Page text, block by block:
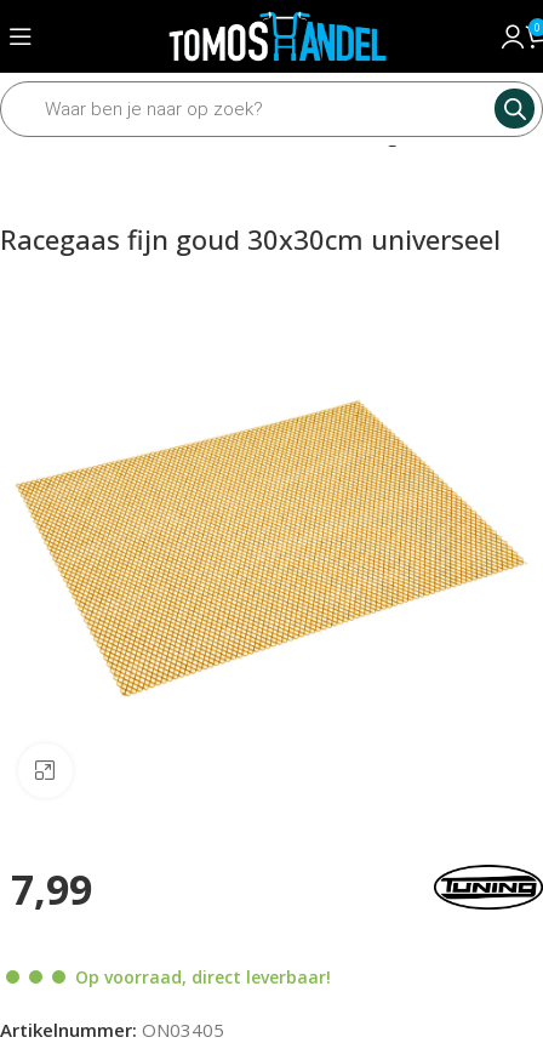
0
Home Framedelen Diverse framedelen Overige framedelen
Racegaas fijn goud 30x30cm universeel
7,99
Op voorraad, direct leverbaar!
Artikelnummer: ON03405